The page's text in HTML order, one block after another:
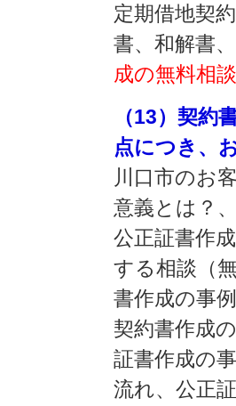
定期借地契
書、和解書
成の無料相
（13）契約
点につき、
川口市のお
意義とは？
公正証書作
する相談（
書作成の事
契約書作成
証書作成の
流れ、公正